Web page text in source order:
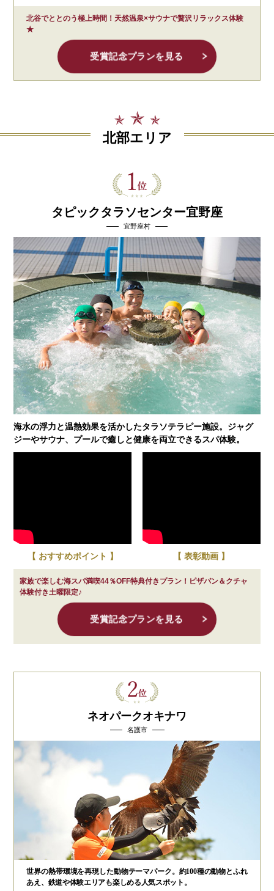
北谷でととのう極上時間！天然温泉×サウナで贅沢リラックス体験
★
受賞記念プランを見る
北部エリア
タピックタラソセンター宜野座
宜野座村
海水の浮力と温熱効果を活かしたタラソテラピー施設。ジャグ
ジーやサウナ、プールで癒しと健康を両立できるスパ体験。
【 おすすめポイント 】 【 表彰動画 】
家族で楽しむ海スパ満喫44％OFF特典付きプラン！ピザパン＆クチャ
体験付き土曜限定♪
受賞記念プランを見る
ネオパークオキナワ
名護市
世界の熱帯環境を再現した動物テーマパーク。約100種の動物とふれ
あえ、鉄道や体験エリアも楽しめる人気スポット。